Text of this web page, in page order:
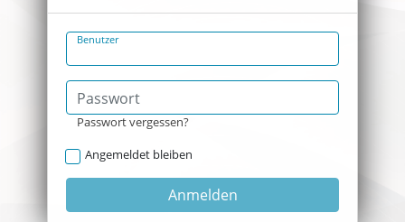
Benutzer
Passwort
Passwort vergessen?
Angemeldet bleiben
Anmelden